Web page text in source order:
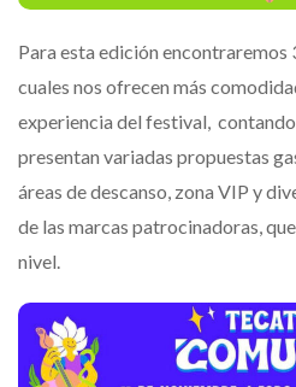
Para esta edición
cuales nos ofrecen más
experiencia del festival,
presentan variadas propuestas
áreas de descanso, zona VIP y
de las marcas patrocinadoras,
nivel.